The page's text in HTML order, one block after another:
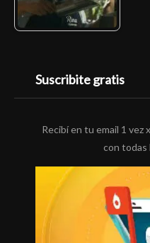
Suscribite gratis
Recibí en tu email 1
con todas